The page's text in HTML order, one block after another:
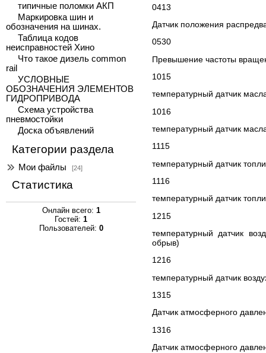
типичные поломки АКП
Маркировка шин и
обозначения на шинах.
Таблица кодов
неисправностей Хино
Что такое дизель common
rail
УСЛОВНЫЕ
ОБОЗНАЧЕНИЯ ЭЛЕМЕНТОВ
ГИДРОПРИВОДА
Схема устройства
пневмостойки
Доска объявлений
Категории раздела
Мои файлы [24]
Статистика
Онлайн всего: 1
Гостей: 1
Пользователей: 0
0413
Датчик положения
0530
Превышение частоты
1015
температурный датчик
1016
температурный датчик
1115
температурный датчик
1116
температурный датчик
1215
температурный датчик
обрыв)
1216
температурный датчик
1315
Датчик атмосферного
1316
Датчик атмосферного